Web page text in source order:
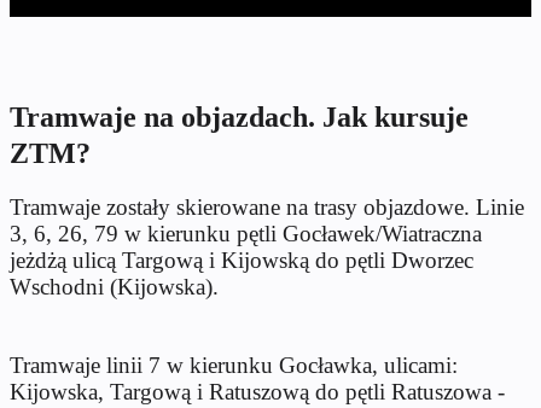
Tramwaje na objazdach. Jak kursuje
ZTM?
Tramwaje zostały skierowane na trasy objazdowe. Linie
3, 6, 26, 79 w kierunku pętli Gocławek/Wiatraczna
jeżdżą ulicą Targową i Kijowską do pętli Dworzec
Wschodni (Kijowska).
Tramwaje linii 7 w kierunku Gocławka, ulicami:
Kijowska, Targową i Ratuszową do pętli Ratuszowa -